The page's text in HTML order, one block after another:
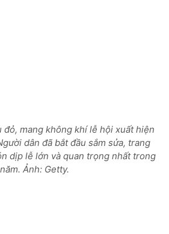
đỏ, mang không khí lễ hội xuất hiện
dân đã bắt đầu sắm sửa, trang
dịp lễ lớn và quan trọng nhất trong
năm. Ảnh: Getty.